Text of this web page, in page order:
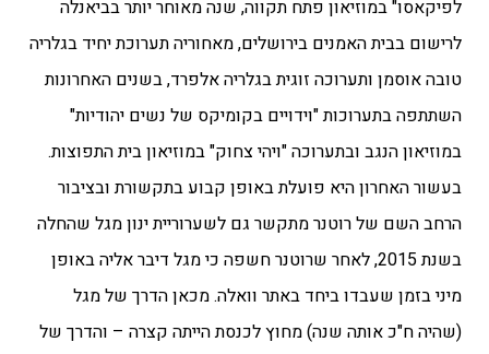
לפיקאסו" במוזיאון פתח תקווה, שנה מאוחר יותר בביאנלה
לרישום בבית האמנים בירושלים, מאחוריה תערוכת יחיד בגלריה
טובה אוסמן ותערוכה זוגית בגלריה אלפרד, בשנים האחרונות
השתתפה בתערוכות "וידויים בקומיקס של נשים יהודיות"
במוזיאון הנגב ובתערוכה "ויהי צחוק" במוזיאון בית התפוצות.
בעשור האחרון היא פועלת באופן קבוע בתקשורת ובציבור
הרחב השם של רוטנר מתקשר גם לשערוריית ינון מגל שהחלה
בשנת 2015, לאחר שרוטנר חשפה כי מגל דיבר אליה באופן
מיני בזמן שעבדו ביחד באתר וואלה. מכאן הדרך של מגל
(שהיה ח"כ אותה שנה) מחוץ לכנסת הייתה קצרה – והדרך של